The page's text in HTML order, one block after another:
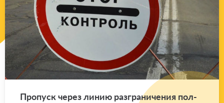
Про­пуск через линию раз­гра­ни­че­ния пол­